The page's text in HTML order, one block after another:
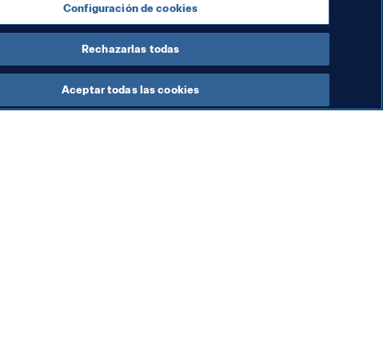
Configuración de cookies
Rechazarlas todas
Aceptar todas las cookies